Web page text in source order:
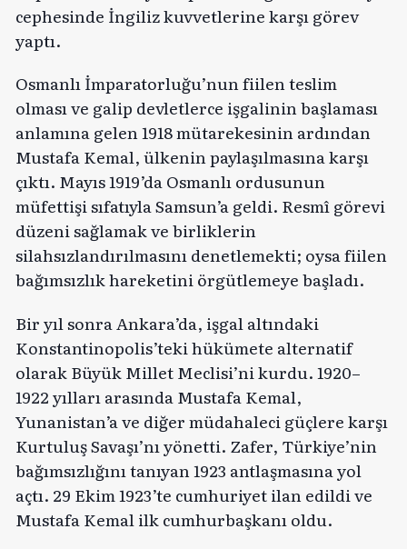
cephesinde İngiliz kuvvetlerine karşı görev
yaptı.
Osmanlı İmparatorluğu’nun fiilen teslim
olması ve galip devletlerce işgalinin başlaması
anlamına gelen 1918 mütarekesinin ardından
Mustafa Kemal, ülkenin paylaşılmasına karşı
çıktı. Mayıs 1919’da Osmanlı ordusunun
müfettişi sıfatıyla Samsun’a geldi. Resmî görevi
düzeni sağlamak ve birliklerin
silahsızlandırılmasını denetlemekti; oysa fiilen
bağımsızlık hareketini örgütlemeye başladı.
Bir yıl sonra Ankara’da, işgal altındaki
Konstantinopolis’teki hükümete alternatif
olarak Büyük Millet Meclisi’ni kurdu. 1920–
1922 yılları arasında Mustafa Kemal,
Yunanistan’a ve diğer müdahaleci güçlere karşı
Kurtuluş Savaşı’nı yönetti. Zafer, Türkiye’nin
bağımsızlığını tanıyan 1923 antlaşmasına yol
açtı. 29 Ekim 1923’te cumhuriyet ilan edildi ve
Mustafa Kemal ilk cumhurbaşkanı oldu.